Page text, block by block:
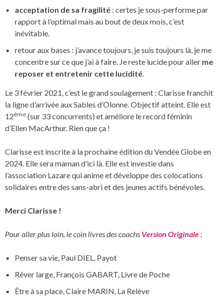
acceptation de sa fragilité : certes je sous-performe par
rapport à l’optimal mais au bout de deux mois, c’est
inévitable.
retour aux bases : j’avance toujours, je suis toujours là, je me
concentre sur ce que j’ai à faire. Je reste lucide pour aller me
reposer et entretenir cette lucidité.
Le 3 février 2021, c’est le grand soulagement : Clarisse franchit
la ligne d’arrivée aux Sables d’Olonne. Objectif atteint. Elle est
12ème (sur 33 concurrents) et améliore le record féminin
d’Ellen MacArthur. Rien que ça !
Clarisse est inscrite à la prochaine édition du Vendée Globe en
2024. Elle sera maman d’ici là. Elle est investie dans
l’association Lazare qui anime et développe des colocations
solidaires entre des sans-abri et des jeunes actifs bénévoles.
Merci Clarisse !
Pour aller plus loin, le coin livres des coachs Version Originale:
Penser sa vie, Paul DIEL, Payot
Rêver large, François GABART, Livre de Poche
Être à sa place, Claire MARIN, La Relève